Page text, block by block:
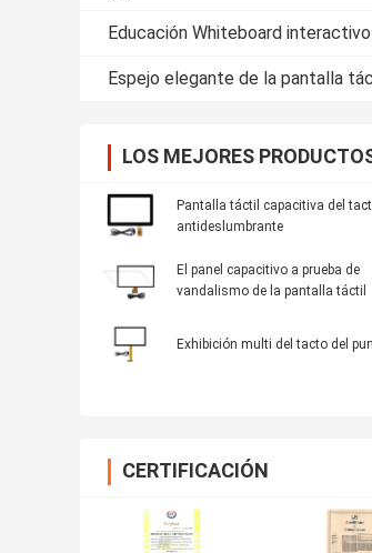
Educación Whiteboard interactivo
Espejo elegante de la pantalla
LOS MEJORES
Pantalla táctil capacitiva del
antideslumbrante
El panel capacitivo a prueba de
vandalismo de la pantalla táctil
Exhibición multi del tacto del
CERTIFICACIÓN